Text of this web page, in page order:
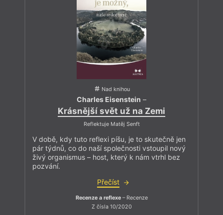
Nad knihou
Charles Eisenstein –
Krásnější svět už na Zemi
Reflektuje Matěj Senft
V době, kdy tuto reflexi píšu, je to skutečně jen
pár týdnů, co do naší společnosti vstoupil nový
živý organismus – host, který k nám vtrhl bez
pozvání.
Přečíst
Recenze a reflexe– Recenze
Z čísla 10/2020